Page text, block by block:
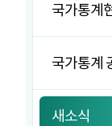
국가통계
국가통계
새소식